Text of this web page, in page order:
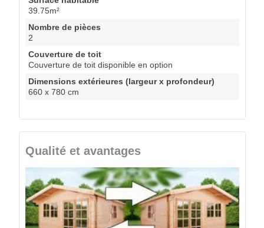
39.75m²
Nombre de pièces
2
Couverture de toit
Couverture de toit disponible en option
Dimensions extérieures (largeur x profondeur)
660 x 780 cm
Qualité et avantages